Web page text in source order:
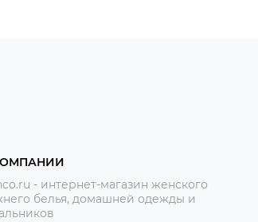
- интернет-магазин женского
белья, домашней одежды и